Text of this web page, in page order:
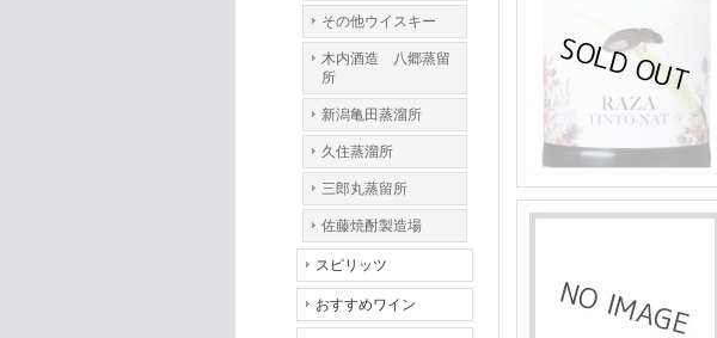
その他ウイスキー
木内酒造 八郷蒸留
所
新潟亀田蒸溜所
久住蒸溜所
三郎丸蒸留所
佐藤焼酎製造場
スピリッツ
おすすめワイン